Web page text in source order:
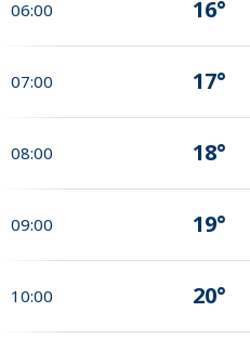
06:00 16°
07:00 17°
08:00 18°
09:00 19°
10:00 20°